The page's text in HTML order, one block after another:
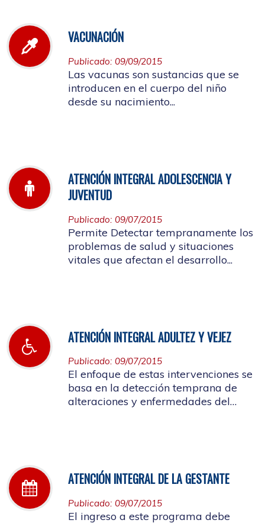
VACUNACIÓN
Publicado: 09/09/2015
Las vacunas son sustancias que se
introducen en el cuerpo del niño
desde su nacimiento...
ATENCIÓN INTEGRAL ADOLESCENCIA Y
JUVENTUD
Publicado: 09/07/2015
Permite Detectar tempranamente los
problemas de salud y situaciones
vitales que afectan el desarrollo...
ATENCIÓN INTEGRAL ADULTEZ Y VEJEZ
Publicado: 09/07/2015
El enfoque de estas intervenciones se
basa en la detección temprana de
alteraciones y enfermedades del
ATENCIÓN INTEGRAL DE LA GESTANTE
Publicado: 09/07/2015
El ingreso a este programa debe